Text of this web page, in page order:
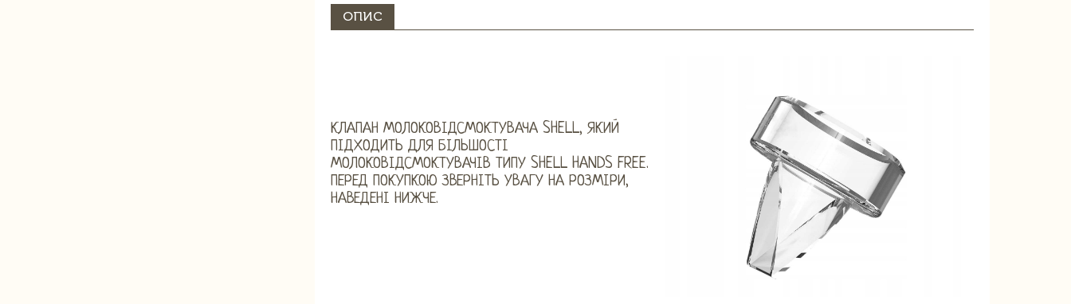
ОПИС
КЛАПАН МОЛОКОВІДСМОКТУВАЧА SHELL, ЯКИЙ
ПІДХОДИТЬ ДЛЯ БІЛЬШОСТІ
МОЛОКОВІДСМОКТУВАЧІВ ТИПУ SHELL HANDS FREE.
ПЕРЕД ПОКУПКОЮ ЗВЕРНІТЬ УВАГУ НА РОЗМІРИ,
НАВЕДЕНІ НИЖЧЕ.